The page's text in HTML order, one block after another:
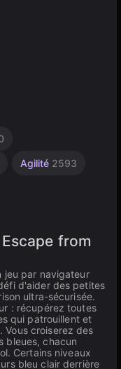
Agilité 2593
from
jeu par navigateur
d'aider des petites
ultra-sécurisée.
: récupérez toutes
qui patrouillent et
Vous croiserez des
bleues, chacun
Certains niveaux
bleu clair derrière